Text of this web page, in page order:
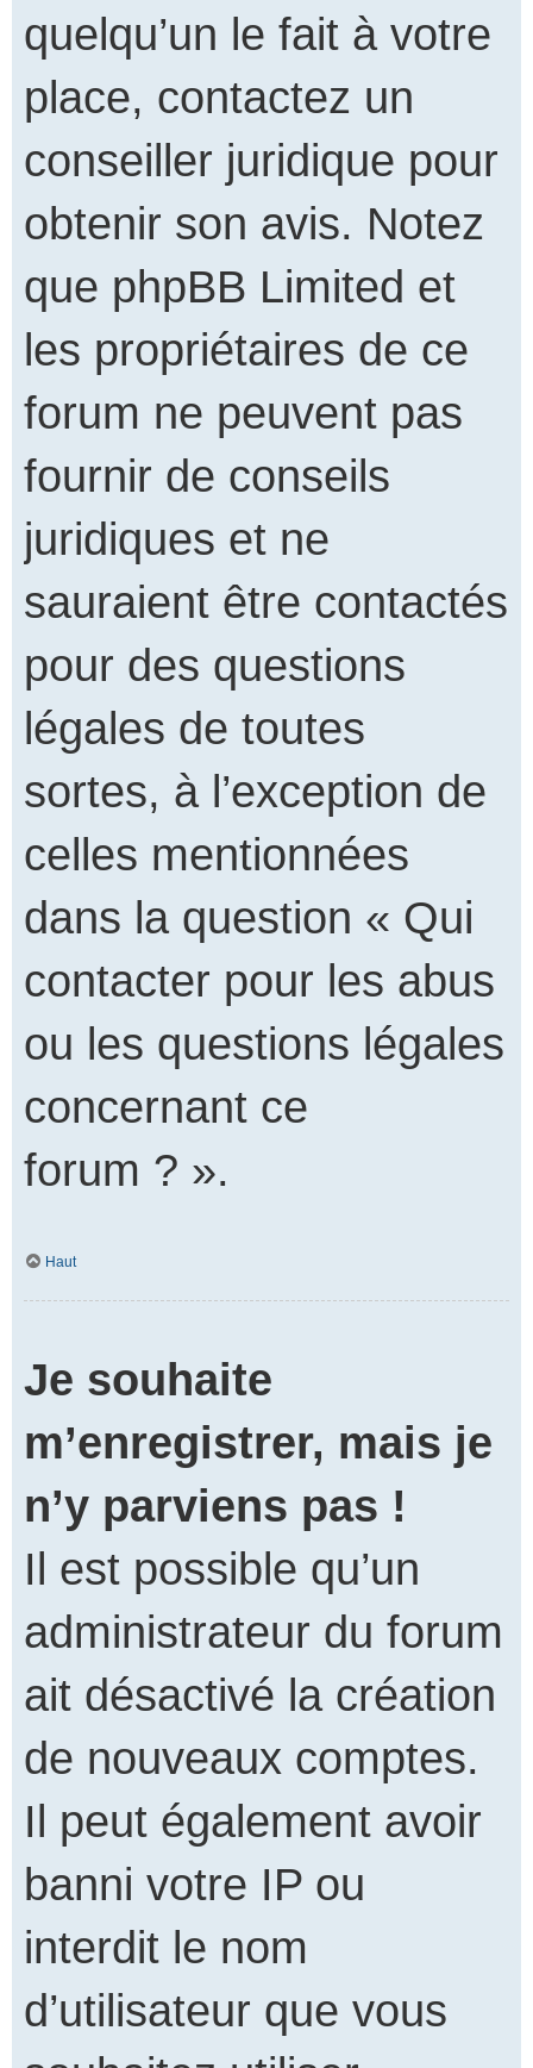
quelqu’un le fait à votre
place, contactez un
conseiller juridique pour
obtenir son avis. Notez
que phpBB Limited et
les propriétaires de ce
forum ne peuvent pas
fournir de conseils
juridiques et ne
sauraient être contactés
pour des questions
légales de toutes
sortes, à l’exception de
celles mentionnées
dans la question « Qui
contacter pour les abus
ou les questions légales
concernant ce
forum ? ».
Haut
Je souhaite
m’enregistrer, mais je
n’y parviens pas !
Il est possible qu’un
administrateur du forum
ait désactivé la création
de nouveaux comptes.
Il peut également avoir
banni votre IP ou
interdit le nom
d’utilisateur que vous